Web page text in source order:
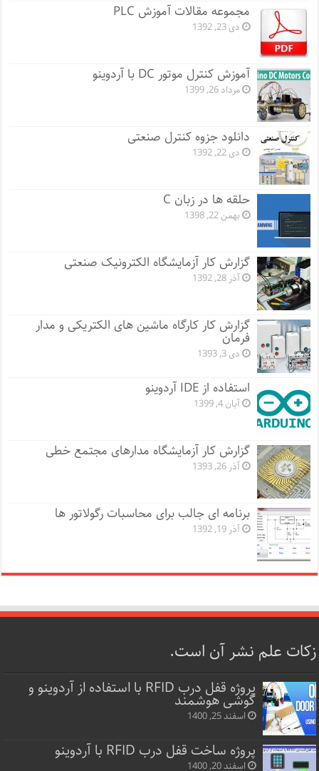
مجموعه مقالات آموزش PLC
دی 23, 1392
آموزش کنترل موتور DC با آردوینو
مرداد 26, 1399
دانلود جزوه کنترل صنعتی
دی 22, 1392
حلقه ها در زبان C
بهمن 22, 1398
گزارش کار آزمایشگاه الکترونیک صنعتی
آذر 28, 1392
گزارش کار کارگاه ماشین های الکتریکی و مدار
فرمان
دی 3, 1393
استفاده از IDE آردوینو
آبان 4, 1399
گزارش کار آزمایشگاه مدارهای مجتمع خطی
آذر 26, 1393
برنامه ای جالب برای محاسبات رگولاتور ها
آذر 19, 1392
زکات علم نشر آن است.
پروژه قفل‌ درب RFID با استفاده از آردوینو و
گوشی هوشمند
اسفند 25, 1400
پروژه ساخت قفل‌ درب RFID با آردوینو
اسفند 20, 1400